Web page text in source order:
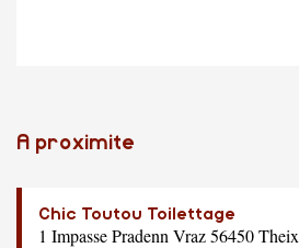
A proximite
Chic Toutou Toilettage
1 Impasse Pradenn Vraz 56450 Theix